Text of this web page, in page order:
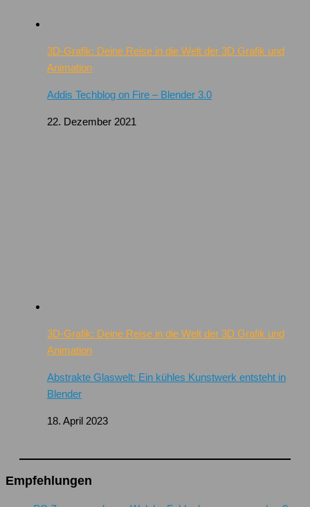
3D-Grafik: Deine Reise in die Welt der 3D Grafik und
Animation
Addis Techblog on Fire – Blender 3.0
22. Dezember 2021
3D-Grafik: Deine Reise in die Welt der 3D Grafik und
Animation
Abstrakte Glaswelt: Ein kühles Kunstwerk entsteht in
Blender
18. April 2023
Empfehlungen